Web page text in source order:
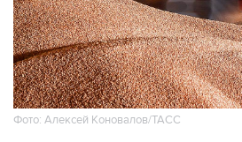
Фото: Алексей Коновалов/ТАСС